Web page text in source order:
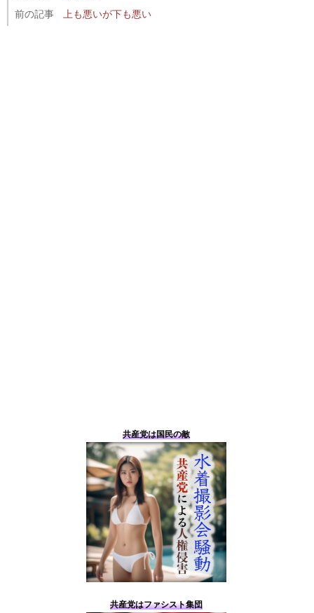
前の記事
上も悪いが下も悪い
共産党は国民の敵
共産党はファシスト集団